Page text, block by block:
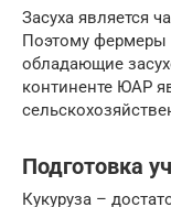
Засуха является
Поэтому
обладающие
континенте ЮАР
Подготовка
Кукуруза –